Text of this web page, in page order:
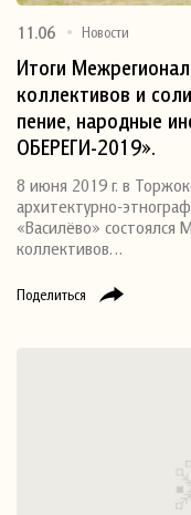
Поделиться
11.06 Новости
Итоги
коллективов и
пение, народные
ОБЕРЕГИ-2019».
8 июня 2019 г. в
архитектурно-
«Василёво» состоялся
коллективов…